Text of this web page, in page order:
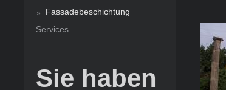
Fassadebeschichtung
Services
Sie haben